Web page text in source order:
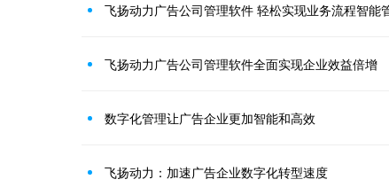
飞扬动力广告公司管理软件 轻松实现业务流程智能
飞扬动力广告公司管理软件全面实现企业效益倍增
数字化管理让广告企业更加智能和高效
飞扬动力：加速广告企业数字化转型速度